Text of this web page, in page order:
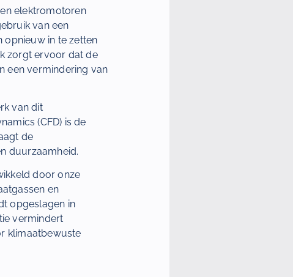
elektromotoren
van een
in te zetten
zorgt ervoor dat de
een vermindering van
van dit
(CFD) is de
de
duurzaamheid.
door onze
en
opgeslagen in
vermindert
klimaatbewuste